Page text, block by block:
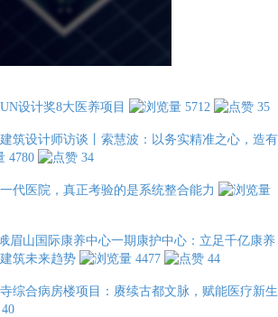
设计奖8大医养项目 5712 35
筑设计师访谈丨索慧波：以务实精准之心，造有
4780 34
代医院，真正考验的是系统整合能力
眉山国际康养中心一期康护中心：立足千亿康养
筑未来趋势
4477 44
综合病房楼项目：赓续古都文脉，赋能医疗新生
40